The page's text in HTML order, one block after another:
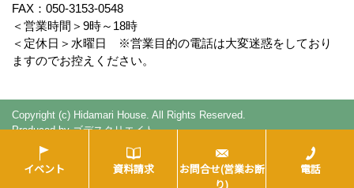
FAX：050-3153-0548
＜営業時間＞9時～18時
＜定休日＞水曜日 ※営業目的の電話は大変迷惑をしており
ますのでお控えください。
Copyright (c) Hidamari House. All Rights Reserved.
Produced byゴデスクリエイト
イベント 資料請求
お問合せ(営業お断
り)
電話